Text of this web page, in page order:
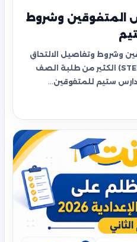
المتفوقين وشروط
وشروط وتفاصيل الالتحاق
بمدارس ستيم للمتفوقين (STEM) الكثير من طلبة الصف
ستيم للمتفوقين…